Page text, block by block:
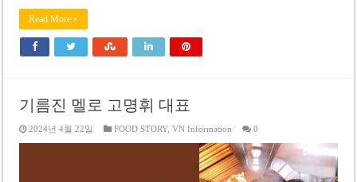
Read More »
기름진 멜로 고명휘 대표
2024년 4월 22일 FOOD STORY,VN Information 0